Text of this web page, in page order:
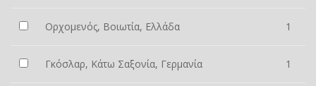
Ορχομενός, Βοιωτία, Ελλάδα 1
Γκόσλαρ, Κάτω Σαξονία, Γερμανία 1